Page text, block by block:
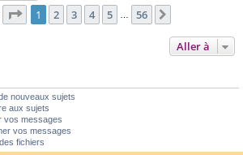
Page 1sur56
1 2 3 4 5 56
Aller à
nouveaux sujets
aux sujets
vos messages
vos messages
fichiers